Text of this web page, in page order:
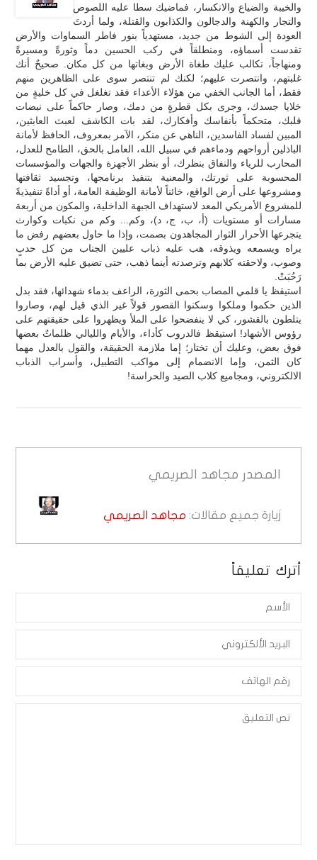
والخيبة والضياع والانكسار، فماضيك سطا عليه اللصوص
والتجار والكهنة والدجالون والكذابون والقتلة، ولما أردتَ
العودة إلى الشوط من جديد، مستهدياً بنور فاطر السماوات والأرض
تقدست أسماؤه، ومنطلقاً في ركب الحسين دماً وثورةً ومسيرةً
ومنهاجاً، تكالب عليك طغاة الأرض وبغاتها من كل مكان. صحيحٌ أنك
غلبتهم، وانتصرت عليهم؛ لكنك لم تنتصر سوى على الظاهرين منهم
فقط، أما الجانب الخفي من هؤلاء الأعداء فقد تغلغل في كل خليةٍ من
خلايا جسدك، وجرى بكل قطرةٍ من دمك، وصار حاكماً على نبضات
قلبك، متحكماً بأنفاسك وأفكارك، لقد بات الكاشف لعبث العابثين،
المبين لفساد الفاسدين، الناهي عن منكر، الآمر بمعروف، الحافظ لأمانة
الباذلين أرواحهم ودماءهم في سبيل الله، العامل بالحق، الطامح للعدل،
المحارب للرياء والنفاق بنظرك، أو بنظر الأجهزة والجهات والمؤسسات
المحسوبة على ثورتك، والمعنية بتنفيذ برنامجها، وتجسيد ثقافتها
ومشروعها على أرض الواقع، خائناً لأمانة الوظيفة العامة، أو أداةً تنفيذيةً
للمشروع الأمريكي المعد لاستهداف الجبهة الداخلية، والمكون من أربعة
مسارات أو مستويات (أ، ب، ج، د)، وكم... وكم من نكبات وكوارث
يتجرعها الأحرار الثوار المجاهدون بصمت، وإذا ما حاول بعضهم رفض ما
يراه ويسمعه ويذوقه، هب عليه ذباب عليين الجناب من كل حدبٍ
وصوب، ولاحقته كلابهم وترصدته أينما ذهب، حتى تضيق عليه الأرض بما
رَحُبَتْ.
استيقظ يا قلمي المصاب بحمى الثورة، الراعف بدماء شهدائها، فقد بدل
الذين حكموا وملكوا وسكنوا القصور قولاً غير الذي قيل لهم، وصاروا
يتلطون بالقشور، كي لا ينفضحوا على الملأ ويظهروا على حقيقتهم على
رؤوس الأشهاد! استيقظ فالدروب كأداء، والأيام والليالي ظلماتٌ بعضها
فوق بعض، وعليك أن تختار؛ إما ملازمة الحقيقة، والقول بالعدل مهما
كان الثمن، وإما الانضمام إلى مواكب التطبيل، وأسراب الذباب
الالكتروني، ومجاميع كلاب الصيد والحراسة!
المصدر مجاهد الصريمي
زيارة جميع مقالات: مجاهد الصريمي
أترك تعليقاً